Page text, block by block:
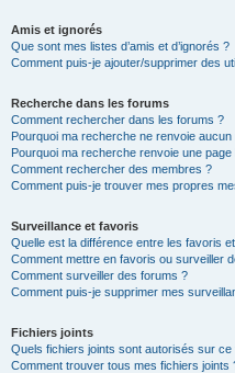
Amis et ignorés
Que sont mes listes d’amis et d’ignorés ?
Comment puis-je ajouter/supprimer des
Recherche dans les forums
Comment rechercher dans les forums ?
Pourquoi ma recherche ne renvoie aucun
Pourquoi ma recherche renvoie une page
Comment rechercher des membres ?
Comment puis-je trouver mes propres
Surveillance et favoris
Quelle est la différence entre les favoris
Comment mettre en favoris ou surveiller
Comment surveiller des forums ?
Comment puis-je supprimer mes
Fichiers joints
Quels fichiers joints sont autorisés sur ce
Comment trouver tous mes fichiers joints